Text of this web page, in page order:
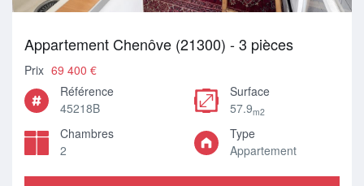
Appartement Chenôve (21300) - 3 pièces
Prix 69 400 €
Référence
45218B
Surface
57.9m2
Chambres
2
Type
Appartement